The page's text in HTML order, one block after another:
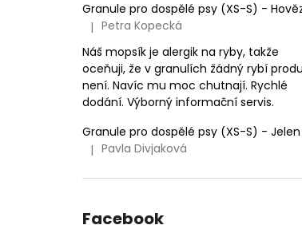
Hodnocení produktu je 5 z 5 hvězdiček.
| Petra Kopecká
Náš mopsík je alergik na ryby, takže
oceňuji, že v granulích žádný rybí
není. Navíc mu moc chutnají. Rychlé
dodání. Výborný informační servis.
Hodnocení produktu je 5 z 5 hvězdiček.
| Pavla Divjaková
Facebook